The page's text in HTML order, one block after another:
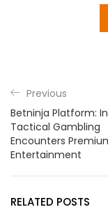
Previous
Betninja Platform:
Tactical Gambling
Encounters
Entertainment
RELATED POSTS